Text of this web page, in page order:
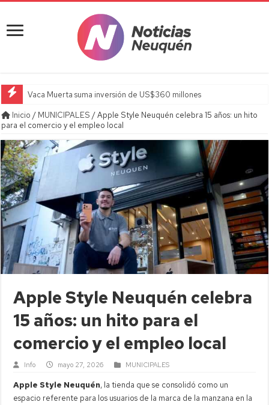
Vaca Muerta suma inversión de US$360 millones
Inicio / MUNICIPALES /Apple Style Neuquén celebra 15 años: un hito
para el comercio y el empleo local
Apple Style Neuquén celebra
15 años: un hito para el
comercio y el empleo local
Info mayo 27, 2026 MUNICIPALES
Apple Style Neuquén, la tienda que se consolidó como un
espacio referente para los usuarios de la marca de la manzana en la